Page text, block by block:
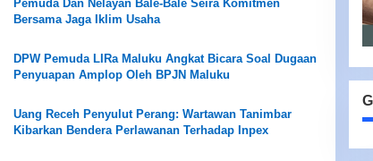
Pemuda Dan Nelayan Bale-Bale Seira Komitmen
Bersama Jaga Iklim Usaha
DPW Pemuda LIRa Maluku Angkat Bicara Soal Dugaan
Penyuapan Amplop Oleh BPJN Maluku
Uang Receh Penyulut Perang: Wartawan Tanimbar
Kibarkan Bendera Perlawanan Terhadap Inpex